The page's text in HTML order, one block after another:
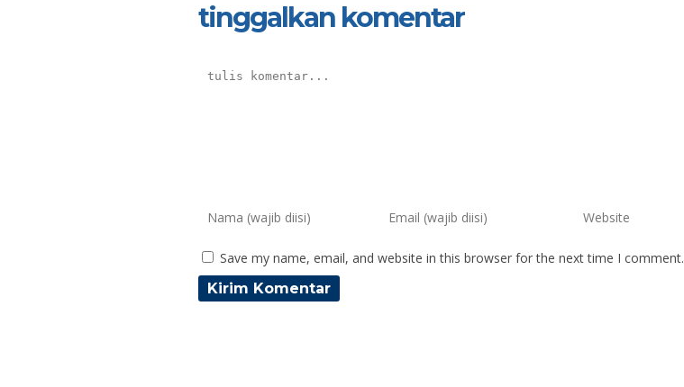
tinggalkan komentar
Save my name, email, and website in this browser for the next time I comment.